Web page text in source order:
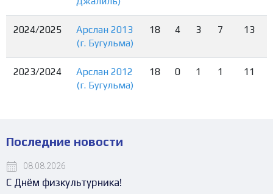
2024/2025
Арслан 2013
(г. Бугульма)
18 4 3 7 13
2023/2024
Арслан 2012
(г. Бугульма)
18 0 1 1 11
Последние новости
08.08.2026
С Днём физкультурника!